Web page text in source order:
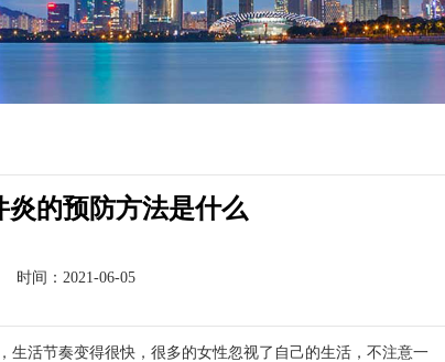
炎的预防方法是什么
时间：2021-06-05
生活节奏变得很快，很多的女性忽视了自己的生活，不注意一